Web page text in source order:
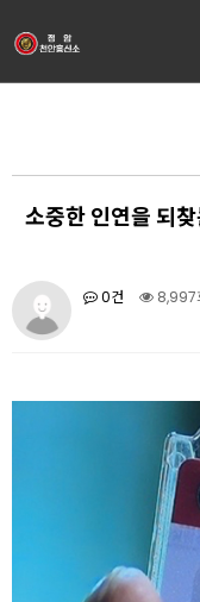
소중한 인연을 되
0건 8,997